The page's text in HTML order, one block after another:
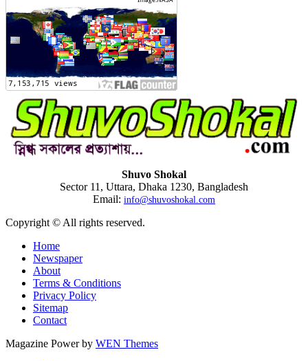
Shuvo Shokal
Sector 11, Uttara, Dhaka 1230, Bangladesh
Email: info@shuvoshokal.com
Copyright © All rights reserved.
Home
Newspaper
About
Terms & Conditions
Privacy Policy
Sitemap
Contact
Magazine Power by WEN Themes